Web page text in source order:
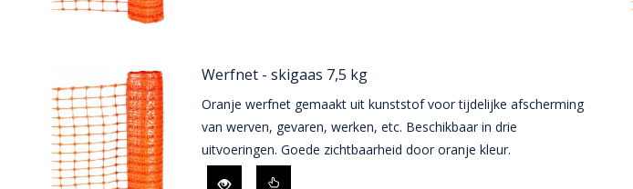
Werfnet - skigaas 7,5 kg
Oranje werfnet gemaakt uit kunststof voor tijdelijke afscherming
van werven, gevaren, werken, etc. Beschikbaar in drie
uitvoeringen. Goede zichtbaarheid door oranje kleur.